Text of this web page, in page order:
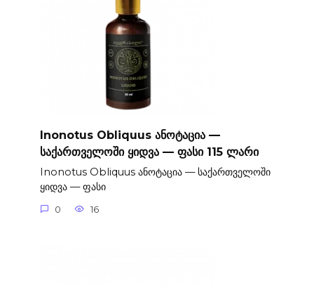
Inonotus Obliquus ანოტაცია —
საქართველოში ყიდვა — ფასი 115 ლარი
Inonotus Obliquus ანოტაცია — საქართველოში
ყიდვა — ფასი
0 16